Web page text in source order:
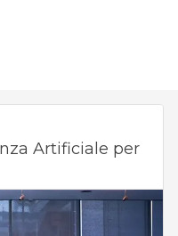
Artificiale per